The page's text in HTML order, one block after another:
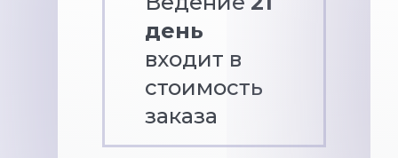
день
входит в
стоимость
заказа